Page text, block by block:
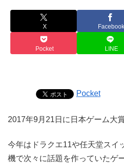
X Facebook
Pocket LINE
Pocket
2017年9月21日に日本ゲーム大
今年はドラクエ11や任天堂スイ
機で次々に話題を作っていたゲ